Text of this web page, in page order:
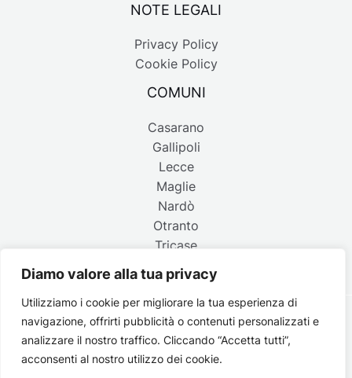
Diamo valore alla tua privacy
Utilizziamo i cookie per migliorare la tua esperienza di
navigazione, offrirti pubblicità o contenuti personalizzati e
analizzare il nostro traffico. Cliccando “Accetta tutti”,
acconsenti al nostro utilizzo dei cookie.
NOTE LEGALI
Privacy Policy
Cookie Policy
COMUNI
Casarano
Gallipoli
Lecce
Maglie
Nardò
Otranto
Tricase
Copyright © 2026 Belpaese | Periodico d'informazione del
Salento - P.IVA 4637850753 - Testata registrata il 18 gennaio